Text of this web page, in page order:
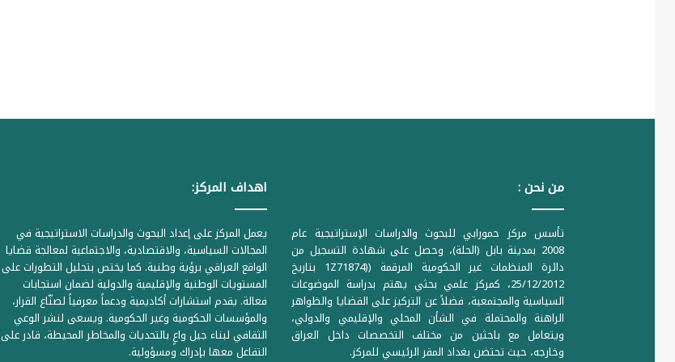
من نحن :
تأسس مركز حمورابي للبحوث والدراسات الإستراتيجية عام
2008 بمدينة بابل (الحلة)، وحصل على شهادة التسجيل من
دائرة المنظمات غير الحكومية المرقمة ((1Z71874 بتاريخ
25/12/2012، كمركز علمي بحثي يهتم بدراسة الموضوعات
السياسية والمجتمعية، فضلاً عن التركيز على القضايا والظواهر
الراهنة والمحتملة في الشأن المحلي والإقليمي والدولي،
ويتعامل مع باحثين من مختلف التخصصات داخل العراق
وخارجه، حيث تحتضن بغداد المقر الرئيسي للمركز.
اهداف المركز:
يعمل المركز على إعداد البحوث والدراسات الاستراتيجية في
المجالات السياسية، والاقتصادية، والاجتماعية لمعالجة قضايا
الواقع العراقي برؤية وطنية. كما يختص بتحليل التطورات على
المستويات الوطنية والإقليمية والدولية لضمان استجابات
فعالة. يقدم استشارات أكاديمية ودعماً معرفياً لصنّاع القرار،
والمؤسسات الحكومية وغير الحكومية. ويسعى لنشر الوعي
الثقافي لبناء جيل واعٍ بالتحديات والمخاطر المحيطة، قادر على
التفاعل معها بإدراك ومسؤولية.